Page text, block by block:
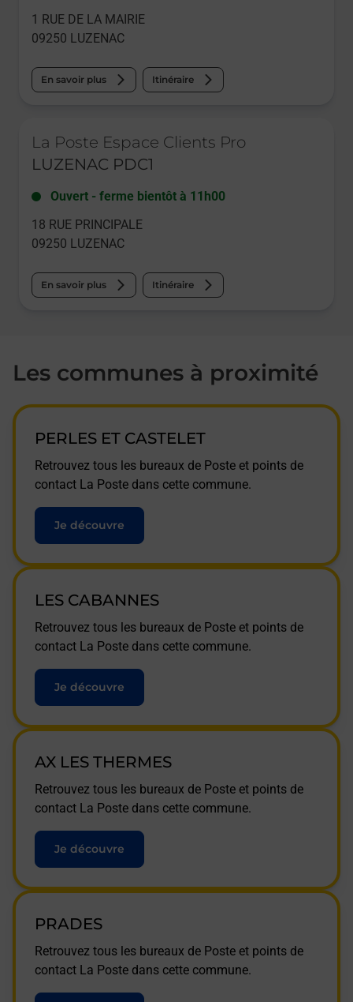
1 RUE DE LA MAIRIE
09250 LUZENAC
En savoir plus Itinéraire
La Poste Espace Clients Pro
LUZENAC PDC1
Ouvert - ferme bientôt à 11h00
18 RUE PRINCIPALE
09250 LUZENAC
En savoir plus Itinéraire
Les communes à proximité
PERLES ET CASTELET
Retrouvez tous les bureaux de Poste et points de
contact La Poste dans cette commune.
Je découvre
LES CABANNES
Retrouvez tous les bureaux de Poste et points de
contact La Poste dans cette commune.
Je découvre
AX LES THERMES
Retrouvez tous les bureaux de Poste et points de
contact La Poste dans cette commune.
Je découvre
PRADES
Retrouvez tous les bureaux de Poste et points de
contact La Poste dans cette commune.